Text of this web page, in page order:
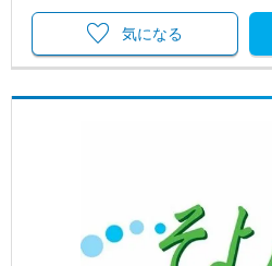
気になる